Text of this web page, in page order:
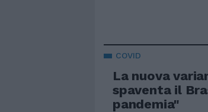
COVID
La nuova
spaventa il
pandemia"